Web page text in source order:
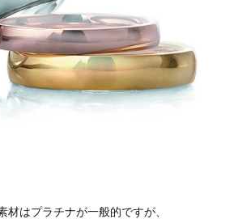
材はプラチナが一般的ですが、